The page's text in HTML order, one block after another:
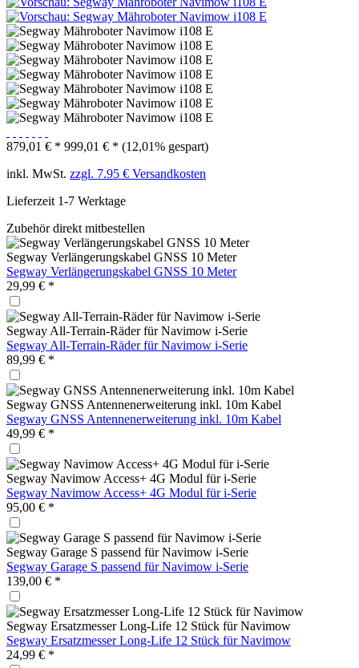
879,01 € * 999,01 € * (12,01% gespart)
inkl. MwSt. zzgl. 7.95 € Versandkosten
Lieferzeit 1-7 Werktage
Zubehör direkt mitbestellen
Segway Verlängerungskabel GNSS 10 Meter
Segway Verlängerungskabel GNSS 10 Meter
29,99 € *
Segway All-Terrain-Räder für Navimow i-Serie
Segway All-Terrain-Räder für Navimow i-Serie
89,99 € *
Segway GNSS Antennenerweiterung inkl. 10m Kabel
Segway GNSS Antennenerweiterung inkl. 10m Kabel
49,99 € *
Segway Navimow Access+ 4G Modul für i-Serie
Segway Navimow Access+ 4G Modul für i-Serie
95,00 € *
Segway Garage S passend für Navimow i-Serie
Segway Garage S passend für Navimow i-Serie
139,00 € *
Segway Ersatzmesser Long-Life 12 Stück für Navimow
Segway Ersatzmesser Long-Life 12 Stück für Navimow
24,99 € *